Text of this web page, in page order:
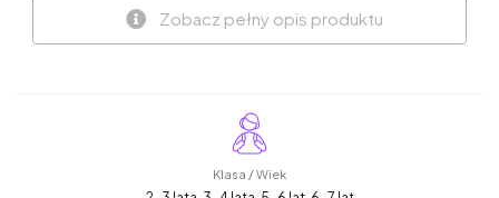
Zobacz pełny opis produktu
Klasa / Wiek